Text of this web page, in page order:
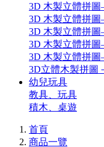
3D 木製立體拼圖
3D 木製立體拼圖
3D 木製立體拼圖
3D 木製立體拼圖
3D 木製立體拼圖
3D立體木製拼圖
幼兒玩具
教具、玩具
積木、桌遊
首頁
商品一覽